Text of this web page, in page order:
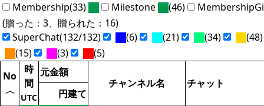
Membership(33) Milestone (46)
(贈った：3、贈られた：16)
SuperChat(132/132)
(6) (21) (34)
(48)
(15)
(3)
(5)
No
〈
時
間
UTC
元金額
チャンネル名
チャット
円建て